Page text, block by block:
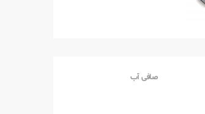
صافی آب